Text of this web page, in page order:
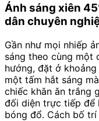
Ánh sáng xiên
dân chuyên
Gần như mọi nhiếp
sáng theo cùng một
hướng, đặt ở
một tấm hắt sáng
chiếc khăn ăn trắng
đối diện trực tiếp để
bóng đổ. Cách bố